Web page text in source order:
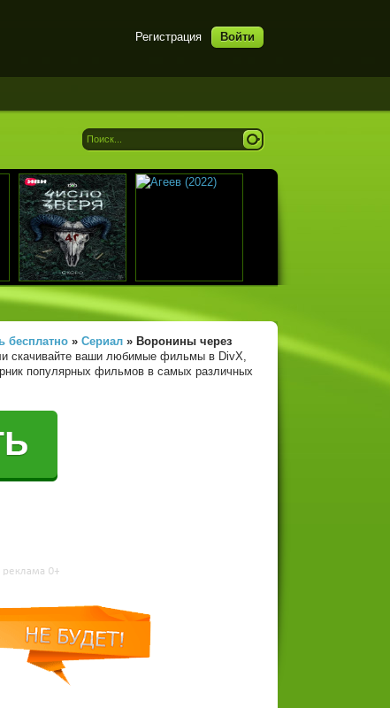
Регистрация Войти
бесплатно » Сериал » Воронины через
скачивайте ваши любимые фильмы в DivX,
популярных фильмов в самых различных